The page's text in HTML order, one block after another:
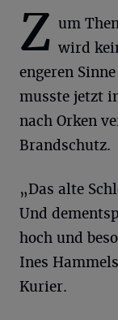
Z um
wird
engeren
musste jetzt
nach Orken
Brandschutz.
„Das alte
Und
hoch und
Ines
Kurier.